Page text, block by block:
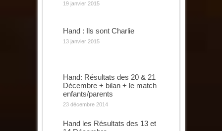
19 janvier 2015
Hand : Ils sont Charlie
13 janvier 2015
Hand: Résultats des 20 & 21
Décembre + bilan + le match
enfants/parents
23 décembre 2014
Hand les Résultats des 13 et